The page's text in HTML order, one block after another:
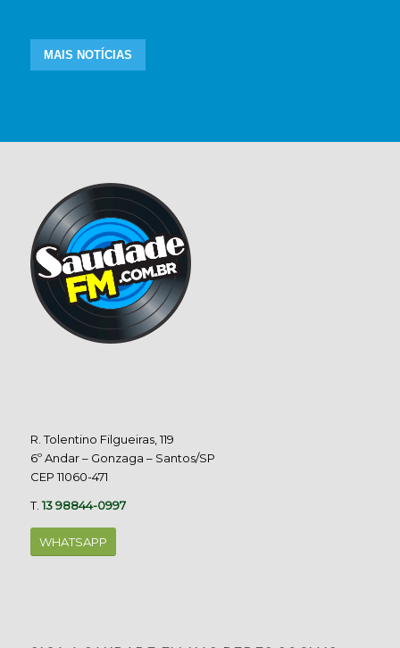
MAIS NOTÍCIAS
R. Tolentino Filgueiras, 119
6º Andar – Gonzaga – Santos/SP
CEP 11060-471
T.13 98844-0997
WHATSAPP